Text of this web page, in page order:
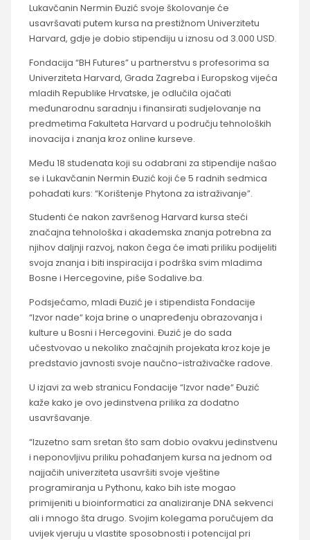
Lukavčanin Nermin Đuzić svoje školovanje će
usavršavati putem kursa na prestižnom Univerzitetu
Harvard, gdje je dobio stipendiju u iznosu od 3.000 USD.
Fondacija “BH Futures” u partnerstvu s profesorima sa
Univerziteta Harvard, Grada Zagreba i Europskog vijeća
mladih Republike Hrvatske, je odlučila ojačati
međunarodnu saradnju i finansirati sudjelovanje na
predmetima Fakulteta Harvard u području tehnoloških
inovacija i znanja kroz online kurseve.
Među 18 studenata koji su odabrani za stipendije našao
se i Lukavčanin Nermin Đuzić koji će 5 radnih sedmica
pohađati kurs: “Korištenje Phytona za istraživanje”.
Studenti će nakon završenog Harvard kursa steći
značajna tehnološka i akademska znanja potrebna za
njihov daljnji razvoj, nakon čega će imati priliku podijeliti
svoja znanja i biti inspiracija i podrška svim mladima
Bosne i Hercegovine, piše Sodalive.ba.
Podsjećamo, mladi Đuzić je i stipendista Fondacije
“Izvor nade“ koja brine o unapređenju obrazovanja i
kulture u Bosni i Hercegovini. Đuzić je do sada
učestvovao u nekoliko značajnih projekata kroz koje je
predstavio javnosti svoje naučno-istraživačke radove.
U izjavi za web stranicu Fondacije “Izvor nade“ Đuzić
kaže kako je ovo jedinstvena prilika za dodatno
usavršavanje.
“Izuzetno sam sretan što sam dobio ovakvu jedinstvenu
i neponovljivu priliku pohađanjem kursa na jednom od
najjačih univerziteta usavršiti svoje vještine
programiranja u Pythonu, kako bih iste mogao
primijeniti u bioinformatici za analiziranje DNA sekvenci
ali i mnogo šta drugo. Svojim kolegama poručujem da
uvijek vjeruju u vlastite sposobnosti i potencijal pri